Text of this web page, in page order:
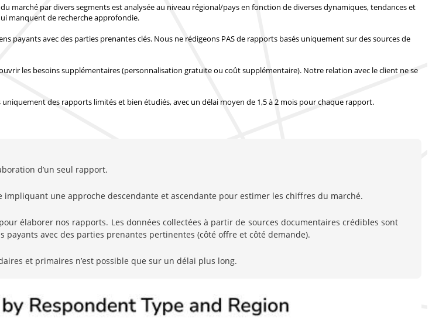
par divers segments est analysée au niveau régional/pays en fonction de diverses dynamiques, tendances et
manquent de recherche approfondie.
payants avec des parties prenantes clés. Nous ne rédigeons PAS de rapports basés uniquement sur des sources de
les besoins supplémentaires (personnalisation gratuite ou coût supplémentaire). Notre relation avec le client ne se
des rapports limités et bien étudiés, avec un délai moyen de 1,5 à 2 mois pour chaque rapport.
d’un seul rapport.
une approche descendante et ascendante pour estimer les chiffres du marché.
élaborer nos rapports. Les données collectées à partir de sources documentaires crédibles sont
avec des parties prenantes pertinentes (côté offre et côté demande).
et primaires n’est possible que sur un délai plus long.